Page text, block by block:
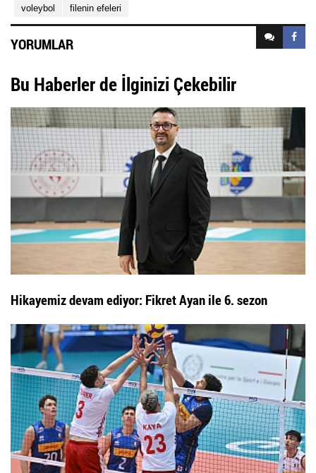
voleybol filenin efeleri
YORUMLAR
Bu Haberler de İlginizi Çekebilir
Hikayemiz devam ediyor: Fikret Ayan ile 6. sezon